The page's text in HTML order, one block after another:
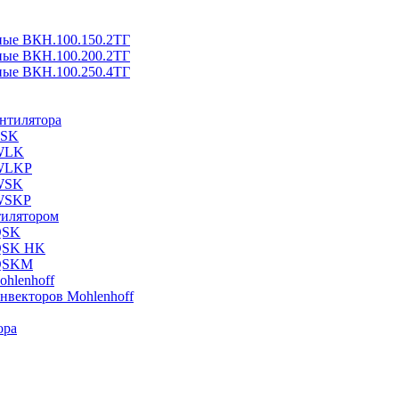
ВКН.100.150.2ТГ
ВКН.100.200.2ТГ
ВКН.100.250.4ТГ
HK
Mohlenhoff